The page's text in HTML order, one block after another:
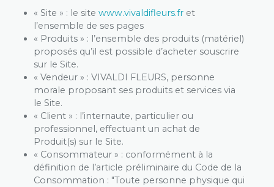
« Site » : le sitewww.vivaldifleurs.fr et
l’ensemble de ses pages
« Produits » : l’ensemble des produits (matériel)
proposés qu’il est possible d’acheter souscrire
sur le Site.
« Vendeur » : VIVALDI FLEURS, personne
morale proposant ses produits et services via
le Site.
« Client » : l’internaute, particulier ou
professionnel, effectuant un achat de
Produit(s) sur le Site.
« Consommateur » : conformément à la
définition de l’article préliminaire du Code de la
Consommation : "Toute personne physique qui